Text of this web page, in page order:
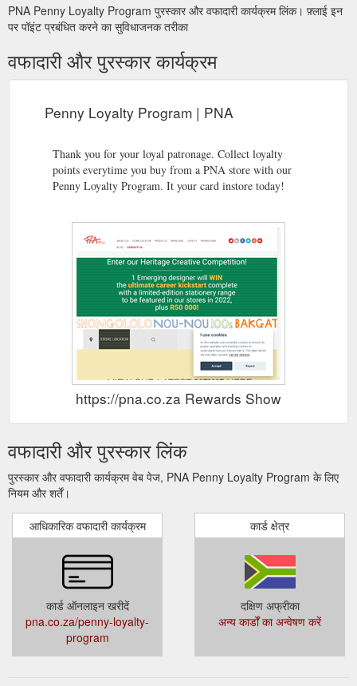
PNA Penny Loyalty Program पुरस्कार और वफादारी कार्यक्रम लिंक। फ़्लाई इन
पर पॉइंट प्रबंधित करने का सुविधाजनक तरीका
वफादारी और पुरस्कार कार्यक्रम
Penny Loyalty Program | PNA
Thank you for your loyal patronage. Collect loyalty
points everytime you buy from a PNA store with our
Penny Loyalty Program. It your card instore today!
https://pna.co.za Rewards Show
वफादारी और पुरस्कार लिंक
पुरस्कार और वफादारी कार्यक्रम वेब पेज, PNA Penny Loyalty Program के लिए
नियम और शर्तें।
आधिकारिक वफादारी कार्यक्रम
कार्ड ऑनलाइन खरीदें
pna.co.za/penny-loyalty-
program
कार्ड क्षेत्र
दक्षिण अफ्रीका
अन्य कार्डों का अन्वेषण करें